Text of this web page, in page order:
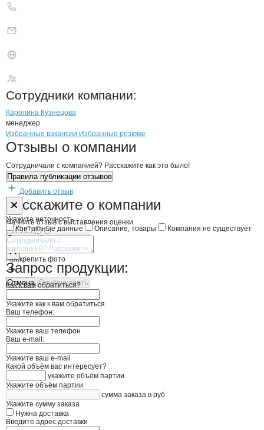
Сотрудники компании:
Каролина Кузнецова
менеджер
Брендыкомпани ФУД ДВ
Вакансии вФУД ДВ
Избранные вакансии Избранные резюме
Новости oФУД ДВ, ООО
Отзывы о компании
Сотрудничали с компанией? Расскажите как это было!
Правила публикации отзывов
Добавить отзыв
Расскажите о компании
Начните отзыв с выставления оценки
Прикрепить фото
Отмена Опубликовать
Форма обратной связи о неточностях
Укажите неточность
Контактные данные
Описание, товары Компания не существует
Отмена Опубликовать
Запрос продукции:
Как к вам обратиться?
Укажите как к вам обратиться
Ваш телефон:
Укажите ваш телефон
Ваш e-mail:
Укажите ваш e-mail
Какой объём вас интересует?
укажите объём партии
Укажите объём партии
сумма заказа в руб
Укажите сумму заказа
Нужна доставка
Введите адрес доставки